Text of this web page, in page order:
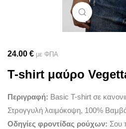
Μεγέθυνση
24.00 € με ΦΠΑ
T-shirt μαύρο
Περιγραφή: Basic T-shirt σε
Στρογγυλή λαιμόκοψη, 100%
Οδηγίες φροντίδας ρούχων: Σου